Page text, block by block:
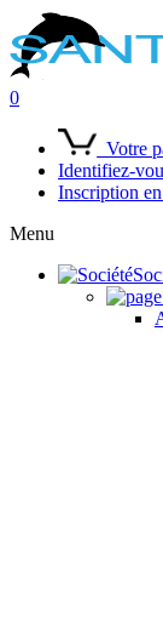
0
Votre
Identifiez-
Inscription
Menu